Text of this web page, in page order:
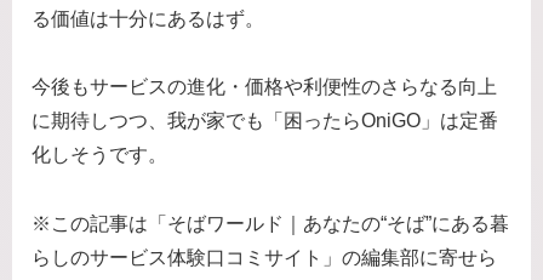
る価値は十分にあるはず。
今後もサービスの進化・価格や利便性のさらなる向上
に期待しつつ、我が家でも「困ったらOniGO」は定番
化しそうです。
※この記事は「そばワールド｜あなたの“そば”にある暮
らしのサービス体験口コミサイト」の編集部に寄せら